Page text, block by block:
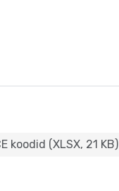
koodid (XLSX, 21 KB)